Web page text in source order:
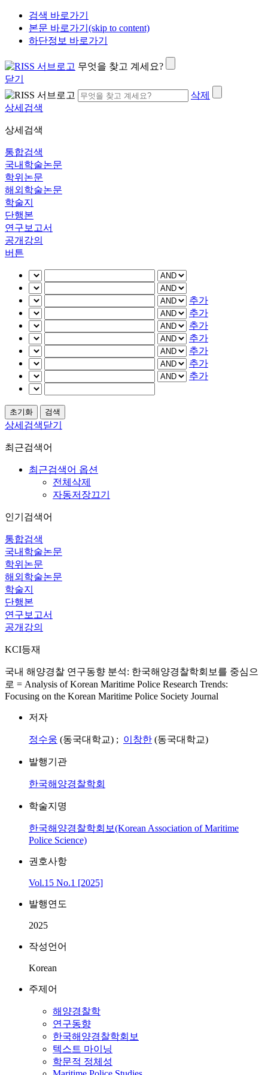
검색 바로가기
본문 바로가기(skip to content)
하단정보 바로가기
무엇을 찾고 계세요?
닫기
삭제
상세검색
상세검색
통합검색
국내학술논문
학위논문
해외학술논문
학술지
단행본
연구보고서
공개강의
버튼
추가
추가
추가
추가
추가
추가
추가
상세검색닫기
최근검색어
최근검색어 옵션
전체삭제
자동저장끄기
인기검색어
통합검색
국내학술논문
학위논문
해외학술논문
학술지
단행본
연구보고서
공개강의
KCI등재
국내 해양경찰 연구동향 분석: 한국해양경찰학회보를 중심으
로 = Analysis of Korean Maritime Police Research Trends:
Focusing on the Korean Maritime Police Society Journal
저자
정수웅 (동국대학교) ; 이창한 (동국대학교)
발행기관
한국해양경찰학회
학술지명
한국해양경찰학회보(Korean Association of Maritime
Police Science)
권호사항
Vol.15 No.1 [2025]
발행연도
2025
작성언어
Korean
주제어
해양경찰학
연구동향
한국해양경찰학회보
텍스트 마이닝
학문적 정체성